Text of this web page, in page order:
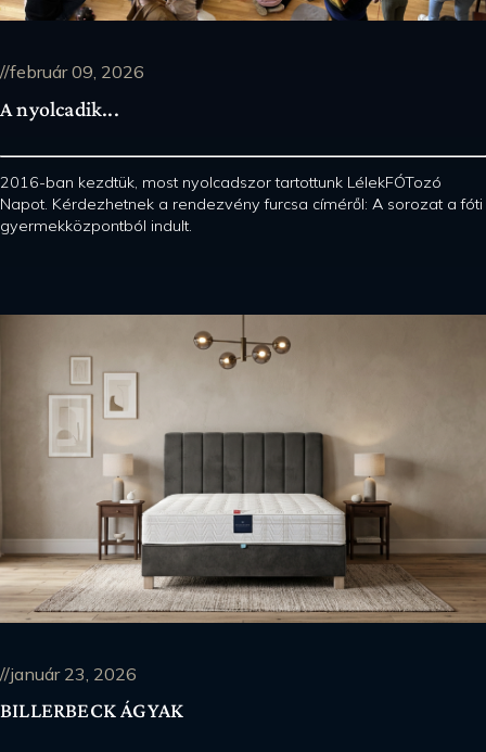
//február 09, 2026
A nyolcadik...
2016-ban kezdtük, most nyolcadszor tartottunk LélekFÓTozó
Napot. Kérdezhetnek a rendezvény furcsa címéről: A sorozat a fóti
gyermekközpontból indult.
//január 23, 2026
BILLERBECK ÁGYAK